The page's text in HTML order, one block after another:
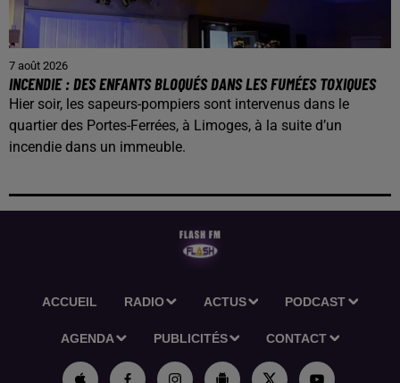
7 août 2026
INCENDIE : DES ENFANTS BLOQUÉS DANS LES FUMÉES TOXIQUES
Hier soir, les sapeurs-pompiers sont intervenus dans le
quartier des Portes-Ferrées, à Limoges, à la suite d’un
incendie dans un immeuble.
ACCUEIL RADIO ACTUS PODCAST
AGENDA PUBLICITÉS CONTACT